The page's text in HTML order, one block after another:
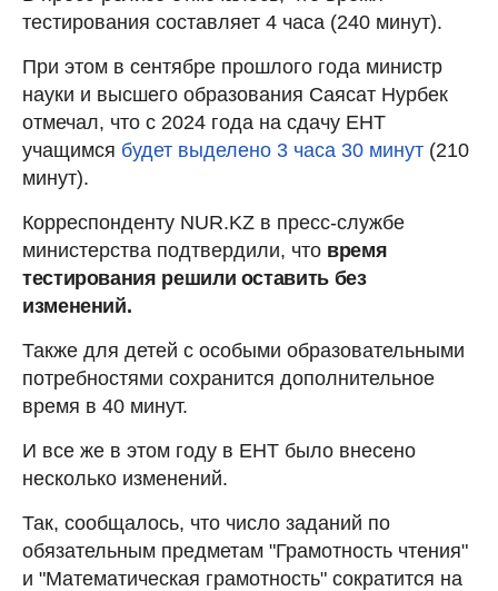
тестирования составляет 4 часа (240 минут).
При этом в сентябре прошлого года министр
науки и высшего образования Саясат Нурбек
отмечал, что с 2024 года на сдачу ЕНТ
учащимся будет выделено 3 часа 30 минут (210
минут).
Корреспонденту NUR.KZ в пресс-службе
министерства подтвердили, что время
тестирования решили оставить без
изменений.
Также для детей с особыми образовательными
потребностями сохранится дополнительное
время в 40 минут.
И все же в этом году в ЕНТ было внесено
несколько изменений.
Так, сообщалось, что число заданий по
обязательным предметам "Грамотность чтения"
и "Математическая грамотность" сократится на